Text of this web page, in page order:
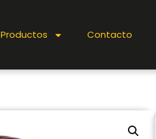
Productos Contacto